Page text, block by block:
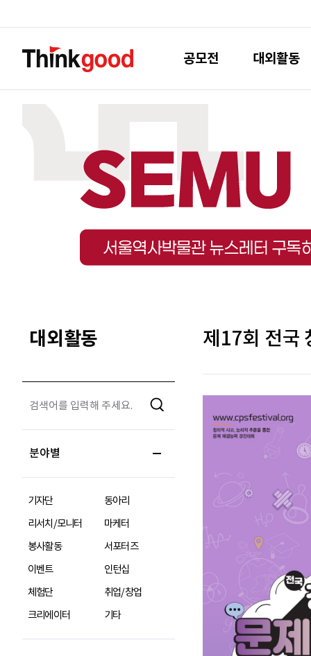
공모전 대외활동
대외활동
분야별
기자단
동아리
리서치/모니터
마케터
봉사활동
서포터즈
이벤트
인턴십
체험단
취업/창업
크리에이터
기타
제17회 전국